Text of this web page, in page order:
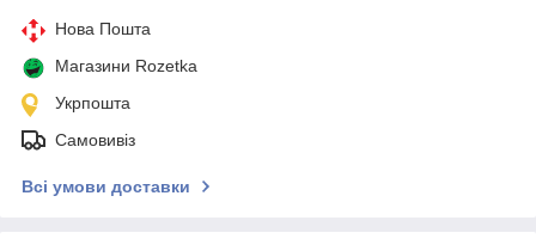
Нова Пошта
Магазини Rozetka
Укрпошта
Самовивіз
Всі умови доставки